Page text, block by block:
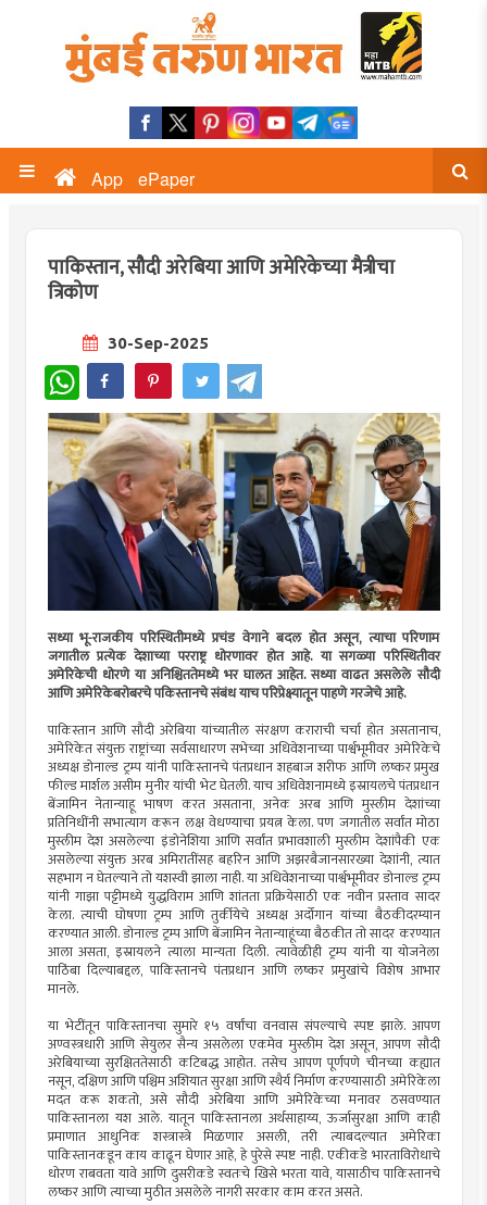
App ePaper
पाकिस्तान, सौदी अरेबिया आणि अमेरिकेच्या मैत्रीचा
त्रिकोण
30-Sep-2025
WhatsApp
सध्या भू-राजकीय परिस्थितीमध्ये प्रचंड वेगाने बदल होत असून, त्याचा परिणाम
जगातील प्रत्येक देशाच्या परराष्ट्र धोरणावर होत आहे. या सगळ्या परिस्थितीवर
अमेरिकेची धोरणे या अनिश्चिततेमध्ये भर घालत आहेत. सध्या वाढत असलेले सौदी
आणि अमेरिकेबरोबरचे पकिस्तानचे संबंध याच परिप्रेक्ष्यातून पाहणे गरजेचे आहे.
पाकिस्तान आणि सौदी अरेबिया यांच्यातील संरक्षण कराराची चर्चा होत असतानाच,
अमेरिकेत संयुक्त राष्ट्रांच्या सर्वसाधारण सभेच्या अधिवेशनाच्या पार्श्वभूमीवर अमेरिकेचे
अध्यक्ष डोनाल्ड ट्रम्प यांनी पाकिस्तानचे पंतप्रधान शहबाज शरीफ आणि लष्कर प्रमुख
फील्ड मार्शल असीम मुनीर यांची भेट घेतली. याच अधिवेशनामध्ये इस्रायलचे पंतप्रधान
बेंजामिन नेतान्याहू भाषण करत असताना, अनेक अरब आणि मुस्लीम देशांच्या
प्रतिनिधींनी सभात्याग करून लक्ष वेधण्याचा प्रयत्न केला. पण जगातील सर्वांत मोठा
मुस्लीम देश असलेल्या इंडोनेशिया आणि सर्वांत प्रभावशाली मुस्लीम देशांपैकी एक
असलेल्या संयुक्त अरब अमिरातींसह बहरिन आणि अझरबैजानसारख्या देशांनी, त्यात
सहभाग न घेतल्याने तो यशस्वी झाला नाही. या अधिवेशनाच्या पार्श्वभूमीवर डोनाल्ड ट्रम्प
यांनी गाझा पट्टीमध्ये युद्धविराम आणि शांतता प्रक्रियेसाठी एक नवीन प्रस्ताव सादर
केला. त्याची घोषणा ट्रम्प आणि तुर्कीयेचे अध्यक्ष अर्दोगान यांच्या बैठकीदरम्यान
करण्यात आली. डोनाल्ड ट्रम्प आणि बेंजामिन नेतान्याहूंच्या बैठकीत तो सादर करण्यात
आला असता, इस्रायलने त्याला मान्यता दिली. त्यावेळीही ट्रम्प यांनी या योजनेला
पाठिंबा दिल्याबद्दल, पाकिस्तानचे पंतप्रधान आणि लष्कर प्रमुखांचे विशेष आभार
मानले.
या भेटींतून पाकिस्तानचा सुमारे १५ वर्षांचा वनवास संपल्याचे स्पष्ट झाले. आपण
अण्वस्त्रधारी आणि सेयुलर सैन्य असलेला एकमेव मुस्लीम देश असून, आपण सौदी
अरेबियाच्या सुरक्षिततेसाठी कटिबद्ध आहोत. तसेच आपण पूर्णपणे चीनच्या कह्यात
नसून, दक्षिण आणि पश्चिम अशियात सुरक्षा आणि स्थैर्य निर्माण करण्यासाठी अमेरिकेला
मदत करू शकतो, असे सौदी अरेबिया आणि अमेरिकेच्या मनावर ठसवण्यात
पाकिस्तानला यश आले. यातून पाकिस्तानला अर्थसाहाय्य, ऊर्जासुरक्षा आणि काही
प्रमाणात आधुनिक शस्त्रास्त्रे मिळणार असली, तरी त्याबदल्यात अमेरिका
पाकिस्तानकडून काय काढून घेणार आहे, हे पुरेसे स्पष्ट नाही. एकीकडे भारताविरोधाचे
धोरण राबवता यावे आणि दुसरीकडे स्वतःचे खिसे भरता यावे, यासाठीच पाकिस्तानचे
लष्कर आणि त्याच्या मुठीत असलेले नागरी सरकार काम करत असते.